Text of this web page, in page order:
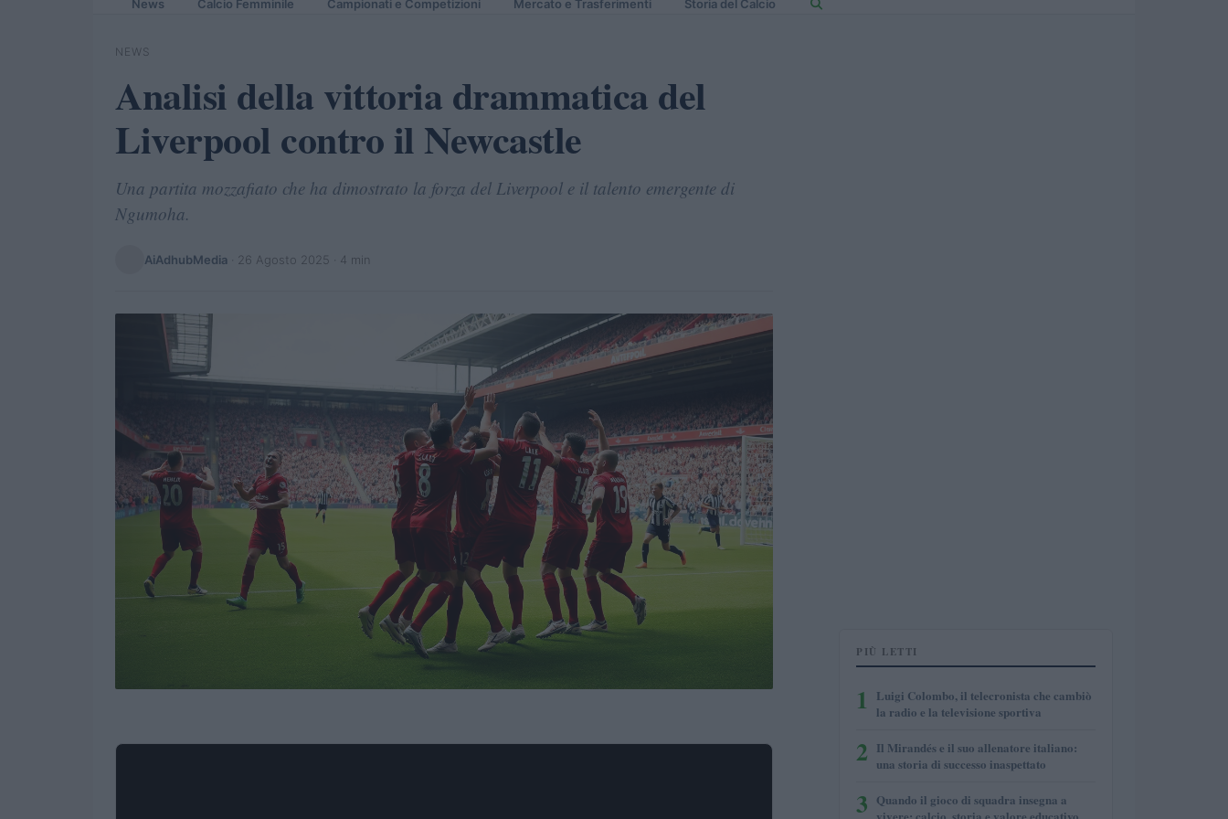
News Calcio Femminile Campionati e Competizioni Mercato e Trasferimenti Storia del Calcio
NEWS
Analisi della vittoria drammatica del
Liverpool contro il Newcastle
Una partita mozzafiato che ha dimostrato la forza del Liverpool e il talento emergente di
Ngumoha.
AiAdhubMedia 26 Agosto 2025 · 4 min
PIÙ LETTI
1
Luigi Colombo, il telecronista che cambiò
la radio e la televisione sportiva
2 Il Mirandés e il suo allenatore italiano:
una storia di successo inaspettato
3 Quando il gioco di squadra insegna a